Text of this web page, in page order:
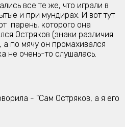
все те же, что играли в
и при мундирах. И вот тут
парень, которого она
Остряков (знаки различия
а по мячу он промахивался
не очень-то слушалась.
- "Сам Остряков, а я его